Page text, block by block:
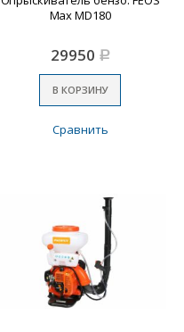
Max MD180
29950 Р
В КОРЗИНУ
Сравнить